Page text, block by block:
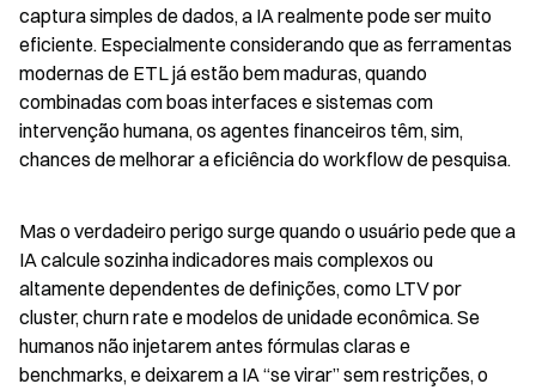
captura simples de dados, a IA realmente pode ser muito
eficiente. Especialmente considerando que as ferramentas
modernas de ETL já estão bem maduras, quando
combinadas com boas interfaces e sistemas com
intervenção humana, os agentes financeiros têm, sim,
chances de melhorar a eficiência do workflow de pesquisa.
Mas o verdadeiro perigo surge quando o usuário pede que a
IA calcule sozinha indicadores mais complexos ou
altamente dependentes de definições, como LTV por
cluster, churn rate e modelos de unidade econômica. Se
humanos não injetarem antes fórmulas claras e
benchmarks, e deixarem a IA “se virar” sem restrições, o